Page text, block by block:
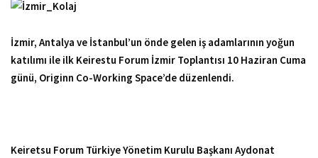
İzmir, Antalya ve İstanbul’un önde gelen iş adamlarının yoğun
katılımı ile ilk Keirestu Forum İzmir Toplantısı 10 Haziran Cuma
günü, Originn Co-Working Space’de düzenlendi.
Keiretsu Forum Türkiye Yönetim Kurulu Başkanı Aydonat